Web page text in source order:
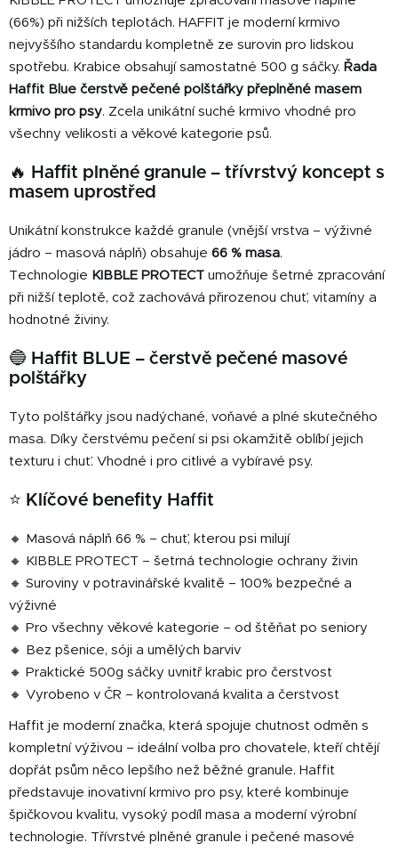
i
s
u
(66%) při nižších teplotách. HAFFIT je moderní krmivo
nejvyššího standardu kompletně ze surovin pro lidskou
spotřebu. Krabice obsahují samostatné 500 g sáčky. Řada
Haffit Blue čerstvě pečené polštářky přeplněné masem
krmivo pro psy. Zcela unikátní suché krmivo vhodné pro
všechny velikosti a věkové kategorie psů.
🔥 Haffit plněné granule – třívrstvý koncept s
masem uprostřed
Unikátní konstrukce každé granule (vnější vrstva – výživné
jádro – masová náplň) obsahuje 66 % masa.
Technologie KIBBLE PROTECT umožňuje šetrné zpracování
při nižší teplotě, což zachovává přirozenou chuť, vitamíny a
hodnotné živiny.
🔵 Haffit BLUE – čerstvě pečené masové
polštářky
Tyto polštářky jsou nadýchané, voňavé a plné skutečného
masa. Díky čerstvému pečení si psi okamžitě oblíbí jejich
texturu i chuť. Vhodné i pro citlivé a vybíravé psy.
⭐ Klíčové benefity Haffit
🔸 Masová náplň 66 % – chuť, kterou psi milují
🔸 KIBBLE PROTECT – šetrná technologie ochrany živin
🔸 Suroviny v potravinářské kvalitě – 100% bezpečné a
výživné
🔸 Pro všechny věkové kategorie – od štěňat po seniory
🔸 Bez pšenice, sóji a umělých barviv
🔸 Praktické 500g sáčky uvnitř krabic pro čerstvost
🔸 Vyrobeno v ČR – kontrolovaná kvalita a čerstvost
Haffit je moderní značka, která spojuje chutnost odměn s
kompletní výživou – ideální volba pro chovatele, kteří chtějí
dopřát psům něco lepšího než běžné granule. Haffit
představuje inovativní krmivo pro psy, které kombinuje
špičkovou kvalitu, vysoký podíl masa a moderní výrobní
technologie. Třívrstvé plněné granule i pečené masové